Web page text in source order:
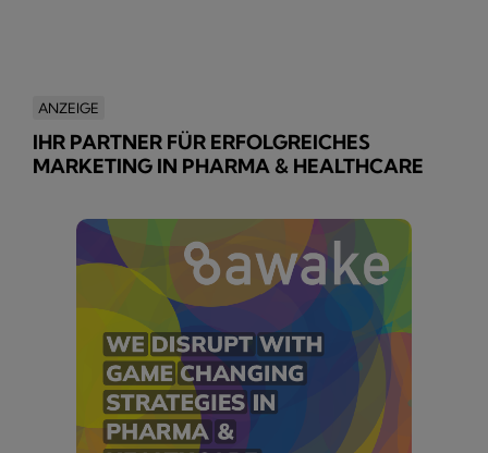
ANZEIGE
IHR PARTNER FÜR ERFOLGREICHES
MARKETING IN PHARMA & HEALTHCARE